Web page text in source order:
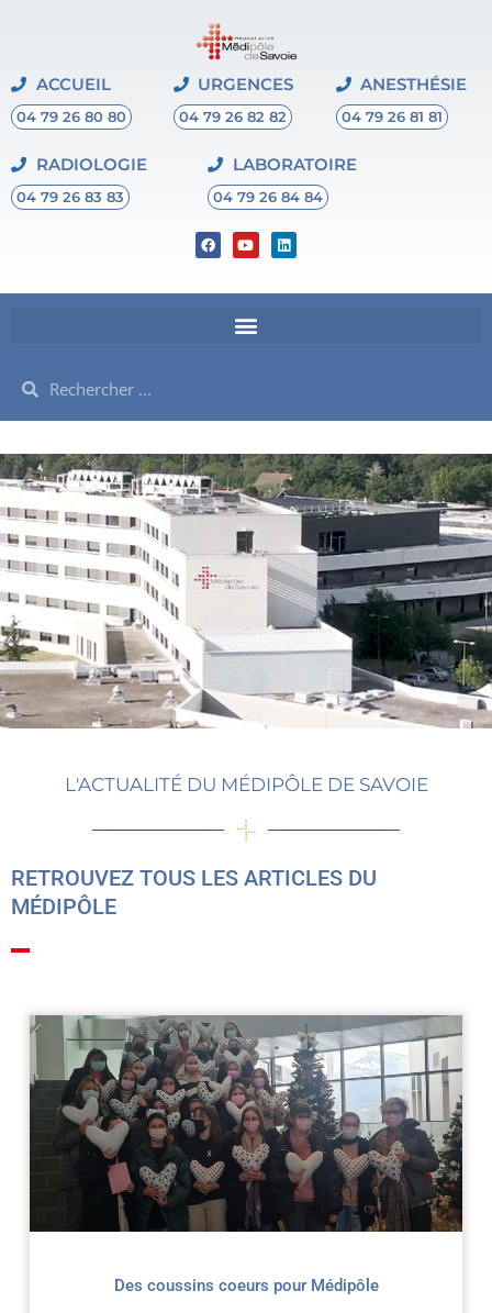
ACCUEIL
04 79 26 80 80
URGENCES
04 79 26 82 82
ANESTHÉSIE
04 79 26 81 81
RADIOLOGIE
04 79 26 83 83
LABORATOIRE
04 79 26 84 84
F
a
b
Y
o
u
e
L
i
e
Rechercher
L'ACTUALITÉ DU MÉDIPÔLE DE SAVOIE
RETROUVEZ TOUS LES ARTICLES DU
MÉDIPÔLE
Des coussins coeurs pour Médipôle
Page